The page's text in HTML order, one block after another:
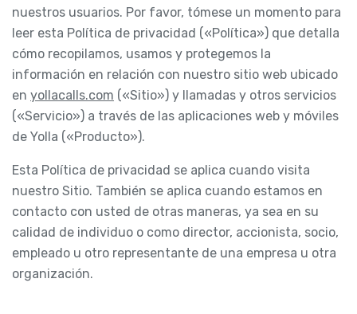
nuestros usuarios. Por favor, tómese un momento para
leer esta Política de privacidad («Política») que detalla
cómo recopilamos, usamos y protegemos la
información en relación con nuestro sitio web ubicado
en yollacalls.com («Sitio») y llamadas y otros servicios
(«Servicio») a través de las aplicaciones web y móviles
de Yolla («Producto»).
Esta Política de privacidad se aplica cuando visita
nuestro Sitio. También se aplica cuando estamos en
contacto con usted de otras maneras, ya sea en su
calidad de individuo o como director, accionista, socio,
empleado u otro representante de una empresa u otra
organización.